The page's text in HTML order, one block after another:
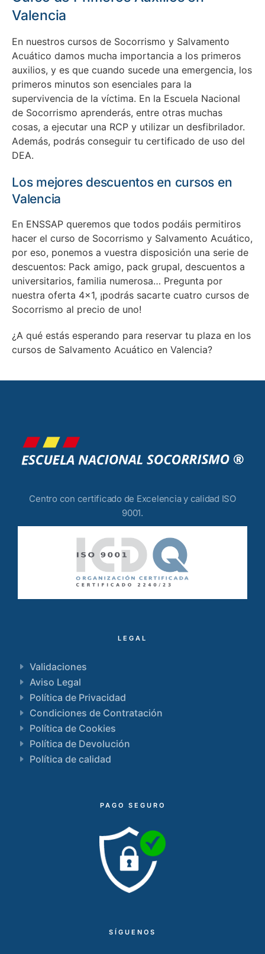
Valencia
En nuestros cursos de Socorrismo y Salvamento
Acuático damos mucha importancia a los primeros
auxilios, y es que cuando sucede una emergencia, los
primeros minutos son esenciales para la
supervivencia de la víctima. En la Escuela Nacional
de Socorrismo aprenderás, entre otras muchas
cosas, a ejecutar una RCP y utilizar un desfibrilador.
Además, podrás conseguir tu certificado de uso del
DEA.
Los mejores descuentos en cursos en
Valencia
En ENSSAP queremos que todos podáis permitiros
hacer el curso de Socorrismo y Salvamento Acuático,
por eso, ponemos a vuestra disposición una serie de
descuentos: Pack amigo, pack grupal, descuentos a
universitarios, familia numerosa… Pregunta por
nuestra oferta 4×1, ¡podrás sacarte cuatro cursos de
Socorrismo al precio de uno!
¿A qué estás esperando para reservar tu plaza en los
cursos de Salvamento Acuático en Valencia?
Centro con certificado de Excelencia y calidad ISO
9001.
LEGAL
Validaciones
Aviso Legal
Política de Privacidad
Condiciones de Contratación
Política de Cookies
Política de Devolución
Política de calidad
PAGO SEGURO
SÍGUENOS